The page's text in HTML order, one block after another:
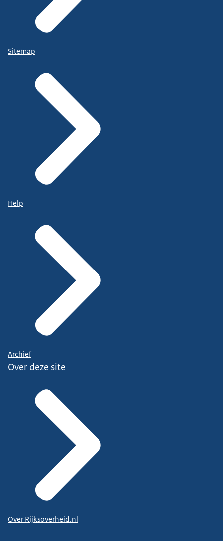
Sitemap
Help
Archief
Over deze site
Over Rijksoverheid.nl